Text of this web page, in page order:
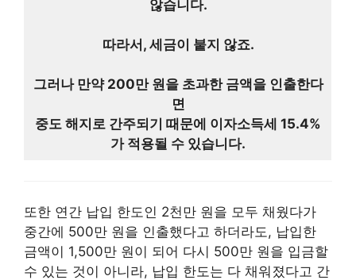
않습니다.
따라서, 세금이 붙지 않죠.
그러나 만약 200만 원을 초과한 금액을 인출한다
면
중도 해지로 간주되기 때문에 이자소득세 15.4%
가 적용될 수 있습니다.
또한 연간 납입 한도인 2천만 원을 모두 채웠다가
중간에 500만 원을 인출했다고 하더라도, 납입한
금액이 1,500만 원이 되어 다시 500만 원을 입금할
수 있는 것이 아니라, 납입 한도는 다 채워졌다고 간